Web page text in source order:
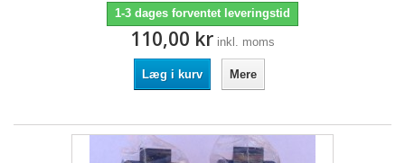
1-3 dages forventet leveringstid
110,00 kr inkl. moms
Læg i kurv Mere